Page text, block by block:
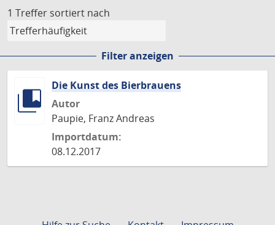
1 Treffer sortiert nach
Filter anzeigen
Die Kunst des Bierbrauens
Autor
Paupie, Franz Andreas
Importdatum:
08.12.2017